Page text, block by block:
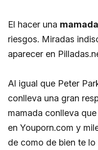
El hacer una
riesgos. Miradas
aparecer en
Al igual que Peter
conlleva una gran
mamada conlleva
en Youporn.com y
de como de bien te lo